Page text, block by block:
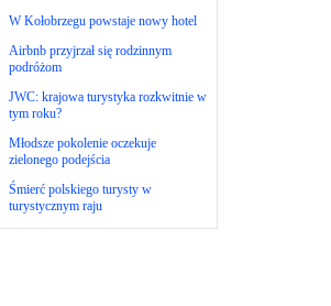
W Kołobrzegu powstaje nowy hotel
Airbnb przyjrzał się rodzinnym
podróżom
JWC: krajowa turystyka rozkwitnie w
tym roku?
Młodsze pokolenie oczekuje
zielonego podejścia
Śmierć polskiego turysty w
turystycznym raju